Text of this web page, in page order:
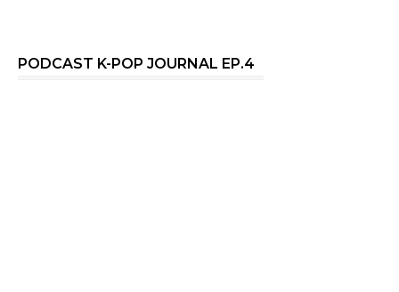
PODCAST K-POP JOURNAL EP.4